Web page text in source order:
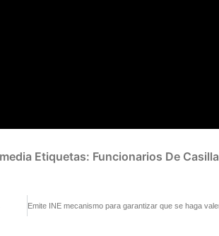
Etiquetas: Funcionarios De Casilla